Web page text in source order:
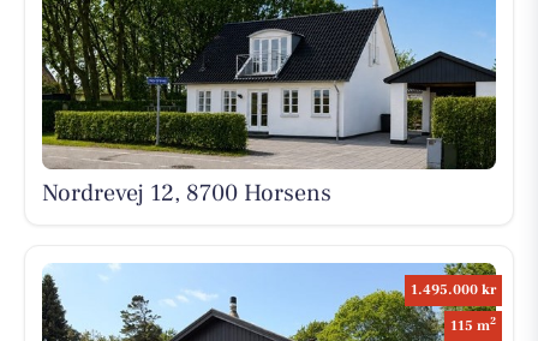
Nordrevej 12, 8700 Horsens
1.495.000 kr
115 m2